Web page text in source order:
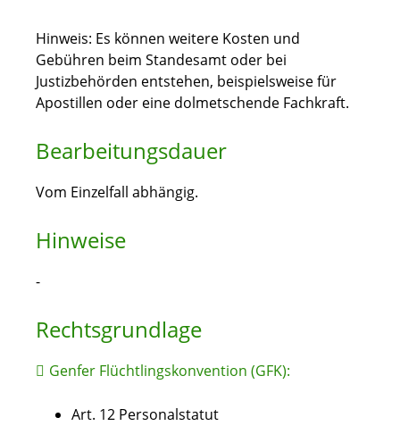
Hinweis: Es können weitere Kosten und
Gebühren beim Standesamt oder bei
Justizbehörden entstehen, beispielsweise für
Apostillen oder eine dolmetschende Fachkraft.
Bearbeitungsdauer
Vom Einzelfall abhängig.
Hinweise
-
Rechtsgrundlage
Genfer Flüchtlingskonvention (GFK):
Art. 12 Personalstatut